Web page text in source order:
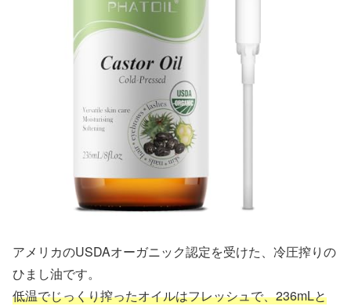
アメリカのUSDAオーガニック認定を受けた、冷圧搾りの
ひまし油です。
低温でじっくり搾ったオイルはフレッシュで、236mLと